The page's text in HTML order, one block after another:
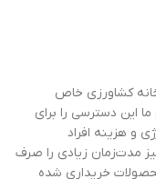
کشاورزی خاص
این دسترسی را برای
و هزینه افراد
مدت‌زمان زیادی را صرف
خریداری شده